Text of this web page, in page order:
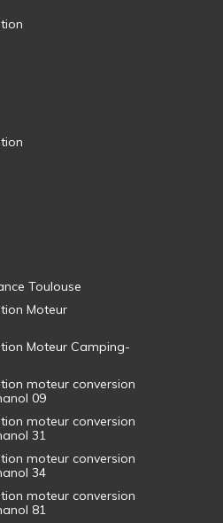
Toulouse
Moteur
Moteur Camping-
moteur conversion
09
moteur conversion
31
moteur conversion
34
moteur conversion
81